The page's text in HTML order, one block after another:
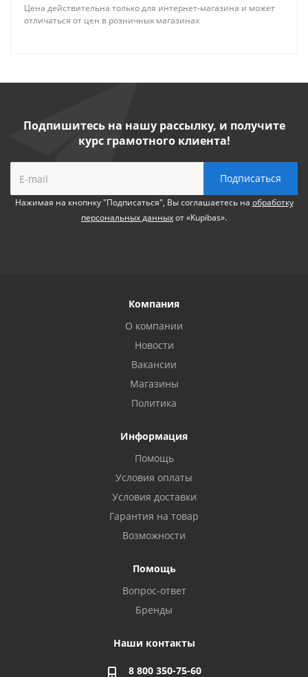
Цена действительна только для интернет-магазина и может
отличаться от цен в розничных магазинах
Подпишитесь на нашу рассылку, и получите
курс грамотного клиента!
Нажимая на кнопнку "Подписаться", Вы соглашаетесь на обработку
персональных данныхот «Kupibas».
Компания
О компании
Новости
Вакансии
Магазины
Политика
Информация
Помощь
Условия оплаты
Условия доставки
Гарантия на товар
Возможности
Помощь
Вопрос-ответ
Бренды
Наши контакты
8 800 350-75-60